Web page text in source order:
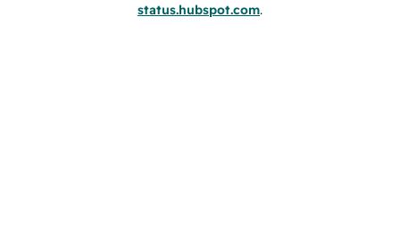
status.hubspot.com.